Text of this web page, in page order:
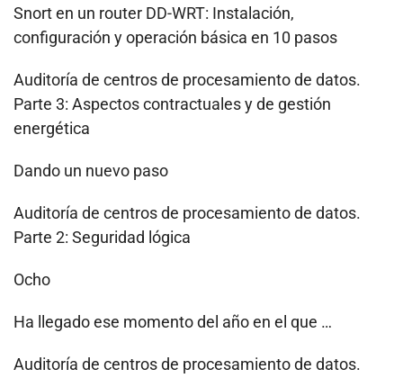
Snort en un router DD-WRT: Instalación,
configuración y operación básica en 10 pasos
Auditoría de centros de procesamiento de datos.
Parte 3: Aspectos contractuales y de gestión
energética
Dando un nuevo paso
Auditoría de centros de procesamiento de datos.
Parte 2: Seguridad lógica
Ocho
Ha llegado ese momento del año en el que …
Auditoría de centros de procesamiento de datos.